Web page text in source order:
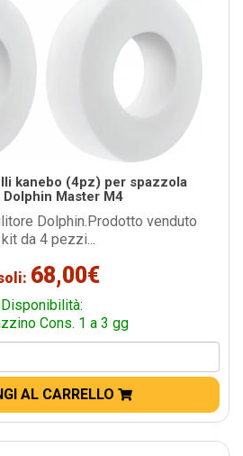
kanebo (4pz) per spazzola
Dolphin Master M4
Dolphin.Prodotto venduto
da 4 pezzi...
68,00€
Disponibilità:
Cons. 1 a 3 gg
AL CARRELLO